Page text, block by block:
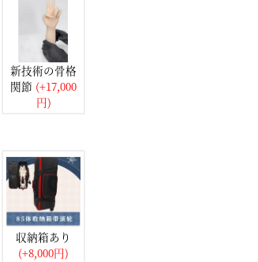
新技術の骨格
関節 (+17,000
円)
収納箱あり
(+8,000円)